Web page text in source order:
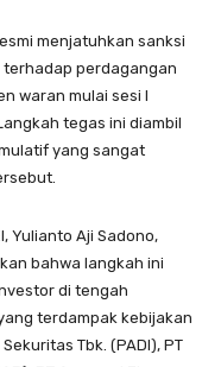
menjatuhkan sanksi
perdagangan
waran mulai sesi I
tegas ini diambil
yang sangat
Yulianto Aji Sadono,
bahwa langkah ini
di tengah
terdampak kebijakan
Tbk. (PADI), PT